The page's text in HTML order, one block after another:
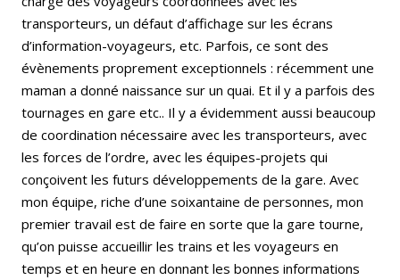
transporteurs, un défaut d’affichage sur les écrans
d’information-voyageurs, etc. Parfois, ce sont des
évènements proprement exceptionnels : récemment une
maman a donné naissance sur un quai. Et il y a parfois des
tournages en gare etc.. Il y a évidemment aussi beaucoup
de coordination nécessaire avec les transporteurs, avec
les forces de l’ordre, avec les équipes-projets qui
conçoivent les futurs développements de la gare. Avec
mon équipe, riche d’une soixantaine de personnes, mon
premier travail est de faire en sorte que la gare tourne,
qu’on puisse accueillir les trains et les voyageurs en
temps et en heure en donnant les bonnes informations